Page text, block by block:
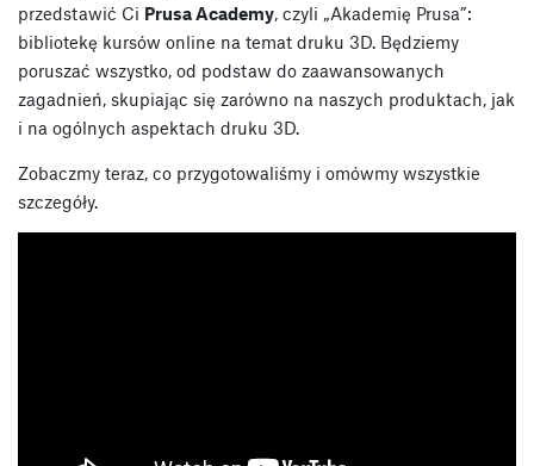
przedstawić Ci Prusa Academy, czyli „Akademię Prusa”:
bibliotekę kursów online na temat druku 3D. Będziemy
poruszać wszystko, od podstaw do zaawansowanych
zagadnień, skupiając się zarówno na naszych produktach, jak
i na ogólnych aspektach druku 3D.
Zobaczmy teraz, co przygotowaliśmy i omówmy wszystkie
szczegóły.